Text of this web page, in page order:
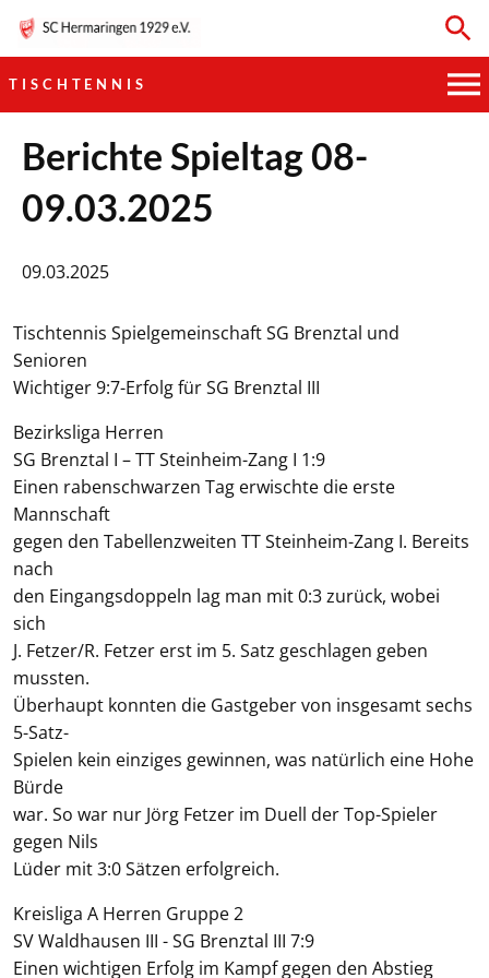
TISCHTENNIS
HAUPTVEREIN
SPORTKEGELN
TISCHTENNIS
BOGENSCHIESSEN
Berichte Spieltag 08-
09.03.2025
09.03.2025
Tischtennis Spielgemeinschaft SG Brenztal und
Senioren
Wichtiger 9:7-Erfolg für SG Brenztal III
Bezirksliga Herren
SG Brenztal I – TT Steinheim-Zang I 1:9
Einen rabenschwarzen Tag erwischte die erste
Mannschaft
gegen den Tabellenzweiten TT Steinheim-Zang I. Bereits
nach
den Eingangsdoppeln lag man mit 0:3 zurück, wobei
sich
J. Fetzer/R. Fetzer erst im 5. Satz geschlagen geben
mussten.
Überhaupt konnten die Gastgeber von insgesamt sechs
5-Satz-
Spielen kein einziges gewinnen, was natürlich eine Hohe
Bürde
war. So war nur Jörg Fetzer im Duell der Top-Spieler
gegen Nils
Lüder mit 3:0 Sätzen erfolgreich.
Kreisliga A Herren Gruppe 2
SV Waldhausen III - SG Brenztal III 7:9
Einen wichtigen Erfolg im Kampf gegen den Abstieg